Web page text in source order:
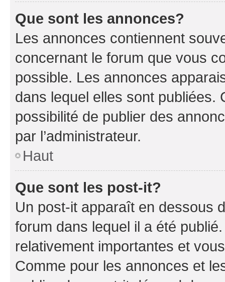
Que sont les annonces?
Les annonces contiennent
concernant le forum que vous
possible. Les annonces
dans lequel elles sont publiées.
possibilité de publier des
par l’administrateur.
Haut
Que sont les post-it?
Un post-it apparaît en dessous
forum dans lequel il a été
relativement importantes et
Comme pour les annonces et